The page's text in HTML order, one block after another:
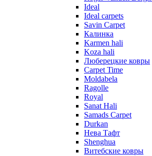
Ideal
Ideal carpets
Savin Carpet
Калинка
Karmen hali
Koza hali
Люберецкие ковры
Carpet Time
Moldabela
Ragolle
Royal
Sanat Hali
Samads Carpet
Durkan
Нева Тафт
Shenghua
Витебские ковры